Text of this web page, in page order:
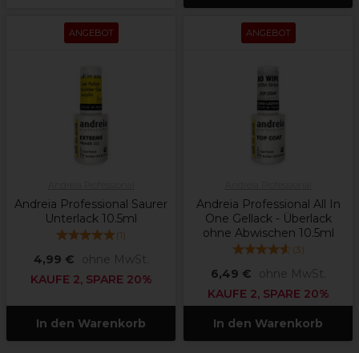
ANGEBOT
Andreia Professional Saurer
Unterlack 10.5ml
(1)
4,99 €
ohne MwSt.
KAUFE 2, SPARE 20%
In den Warenkorb
ANGEBOT
Andreia Professional All In
One Gellack - Überlack
ohne Abwischen 10.5ml
(3)
6,49 €
ohne MwSt.
KAUFE 2, SPARE 20%
In den Warenkorb